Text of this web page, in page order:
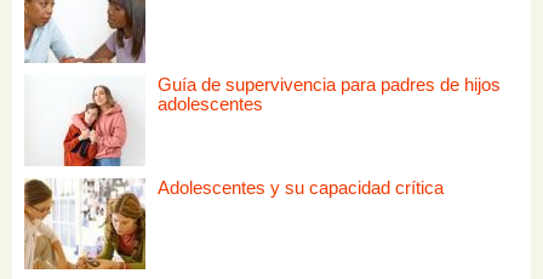
Guía de supervivencia para padres de hijos
adolescentes
Adolescentes y su capacidad crítica